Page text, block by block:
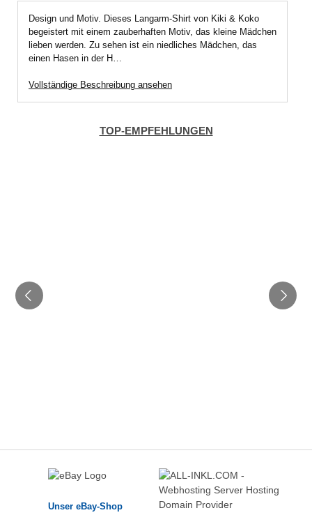
Design und Motiv. Dieses Langarm-Shirt von Kiki & Koko
begeistert mit einem zauberhaften Motiv, das kleine Mädchen
lieben werden. Zu sehen ist ein niedliches Mädchen, das
einen Hasen in der H…
Vollständige Beschreibung ansehen
TOP-EMPFEHLUNGEN
Unser eBay-Shop